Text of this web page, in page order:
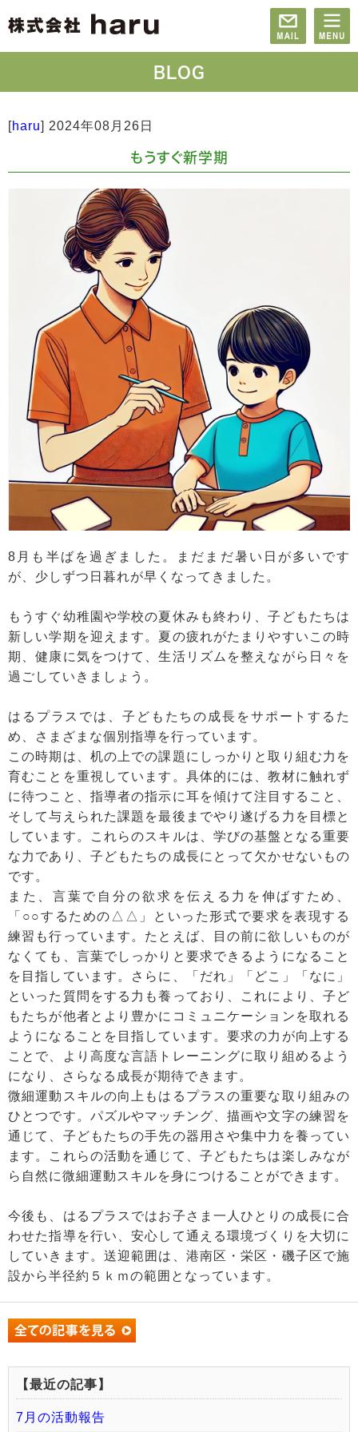
BLOG
[haru] 2024年08月26日
もうすぐ新学期
8月も半ばを過ぎました。まだまだ暑い日が多いです
が、少しずつ日暮れが早くなってきました。
もうすぐ幼稚園や学校の夏休みも終わり、子どもたちは
新しい学期を迎えます。夏の疲れがたまりやすいこの時
期、健康に気をつけて、生活リズムを整えながら日々を
過ごしていきましょう。
はるプラスでは、子どもたちの成長をサポートするた
め、さまざまな個別指導を行っています。
この時期は、机の上での課題にしっかりと取り組む力を
育むことを重視しています。具体的には、教材に触れず
に待つこと、指導者の指示に耳を傾けて注目すること、
そして与えられた課題を最後までやり遂げる力を目標と
しています。これらのスキルは、学びの基盤となる重要
な力であり、子どもたちの成長にとって欠かせないもの
です。
また、言葉で自分の欲求を伝える力を伸ばすため、
「○○するための△△」といった形式で要求を表現する
練習も行っています。たとえば、目の前に欲しいものが
なくても、言葉でしっかりと要求できるようになること
を目指しています。さらに、「だれ」「どこ」「なに」
といった質問をする力も養っており、これにより、子ど
もたちが他者とより豊かにコミュニケーションを取れる
ようになることを目指しています。要求の力が向上する
ことで、より高度な言語トレーニングに取り組めるよう
になり、さらなる成長が期待できます。
微細運動スキルの向上もはるプラスの重要な取り組みの
ひとつです。パズルやマッチング、描画や文字の練習を
通じて、子どもたちの手先の器用さや集中力を養ってい
ます。これらの活動を通じて、子どもたちは楽しみなが
ら自然に微細運動スキルを身につけることができます。
今後も、はるプラスではお子さま一人ひとりの成長に合
わせた指導を行い、安心して通える環境づくりを大切に
していきます。送迎範囲は、港南区・栄区・磯子区で施
設から半径約５ｋｍの範囲となっています。
【最近の記事】
7月の活動報告